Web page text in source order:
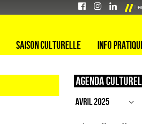
Saison culturelle Info
Agenda culturel